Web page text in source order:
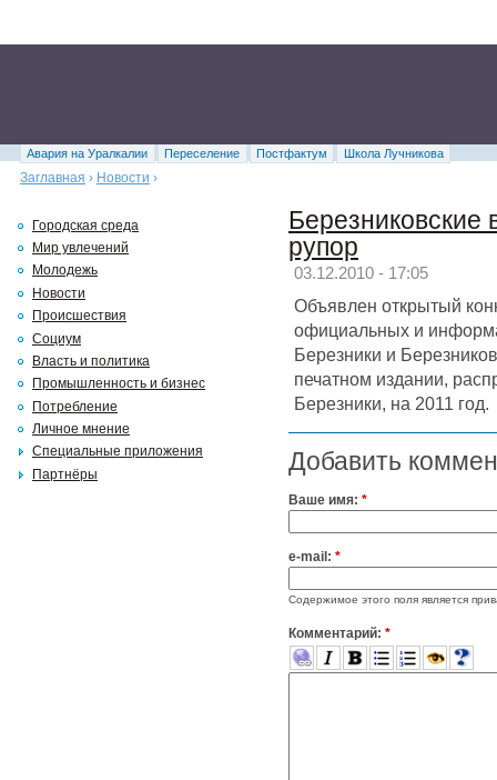
Авария на Уралкалии Переселение Постфактум
Школа Лучникова
Заглавная › Новости ›
Березниковские
рупор
03.12.2010 - 17:05
Объявлен открытый
официальных и
Березники и
печатном издании,
Березники, на 2011 год.
Добавить
Ваше имя: *
e-mail: *
Содержимое этого поля является
Комментарий: *
Городская среда
Мир увлечений
Молодежь
Новости
Происшествия
Социум
Власть и политика
Промышленность и бизнес
Потребление
Личное мнение
Специальные приложения
Партнёры